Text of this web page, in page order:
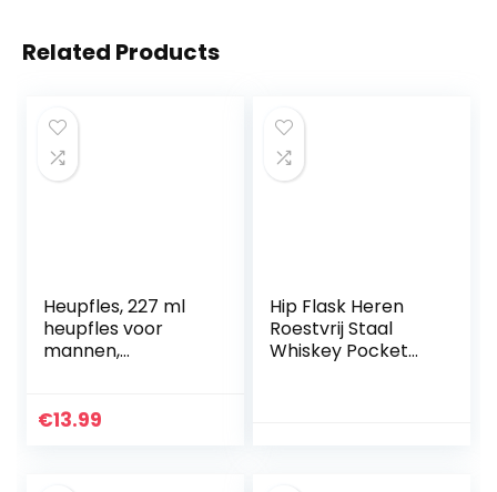
Related Products
Heupfles, 227 ml
heupfles voor
mannen,
trechter en 2
€13.99
Hip Flask Heren
Roestvrij Staal
Whiskey Pocket